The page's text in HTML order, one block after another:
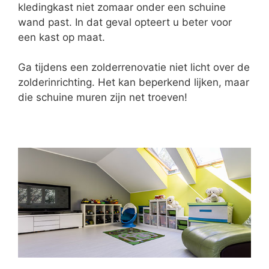
kledingkast niet zomaar onder een schuine
wand past. In dat geval opteert u beter voor
een kast op maat.
Ga tijdens een zolderrenovatie niet licht over de
zolderinrichting. Het kan beperkend lijken, maar
die schuine muren zijn net troeven!